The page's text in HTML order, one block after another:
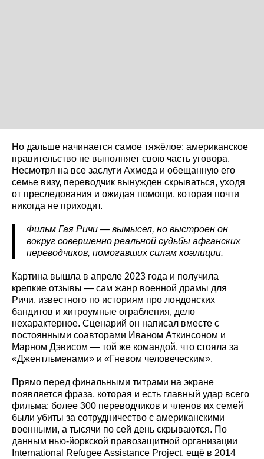
Но дальше начинается самое тяжёлое: американское
правительство не выполняет свою часть уговора.
Несмотря на все заслуги Ахмеда и обещанную его
семье визу, переводчик вынужден скрываться, уходя
от преследования и ожидая помощи, которая почти
никогда не приходит.
Фильм Гая Ричи — вымысел, но выстроен он
вокруг совершенно реальной судьбы афганских
переводчиков, помогавших силам коалиции.
Картина вышла в апреле 2023 года и получила
крепкие отзывы — сам жанр военной драмы для
Ричи, известного по историям про лондонских
бандитов и хитроумные ограбления, дело
нехарактерное. Сценарий он написал вместе с
постоянными соавторами Иваном Аткинсоном и
Марном Дэвисом — той же командой, что стояла за
«Джентльменами» и «Гневом человеческим».
Прямо перед финальными титрами на экране
появляется фраза, которая и есть главный удар всего
фильма: более 300 переводчиков и членов их семей
были убиты за сотрудничество с американскими
военными, а тысячи по сей день скрываются. По
данным нью-йоркской правозащитной организации
International Refugee Assistance Project, ещё в 2014